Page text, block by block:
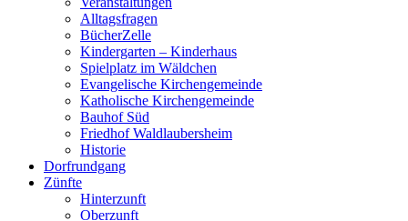
Alltagsfragen
BücherZelle
Kindergarten – Kinderhaus
Spielplatz im Wäldchen
Evangelische Kirchengemeinde
Katholische Kirchengemeinde
Bauhof Süd
Friedhof Waldlaubersheim
Historie
Dorfrundgang
Zünfte
Hinterzunft
Oberzunft